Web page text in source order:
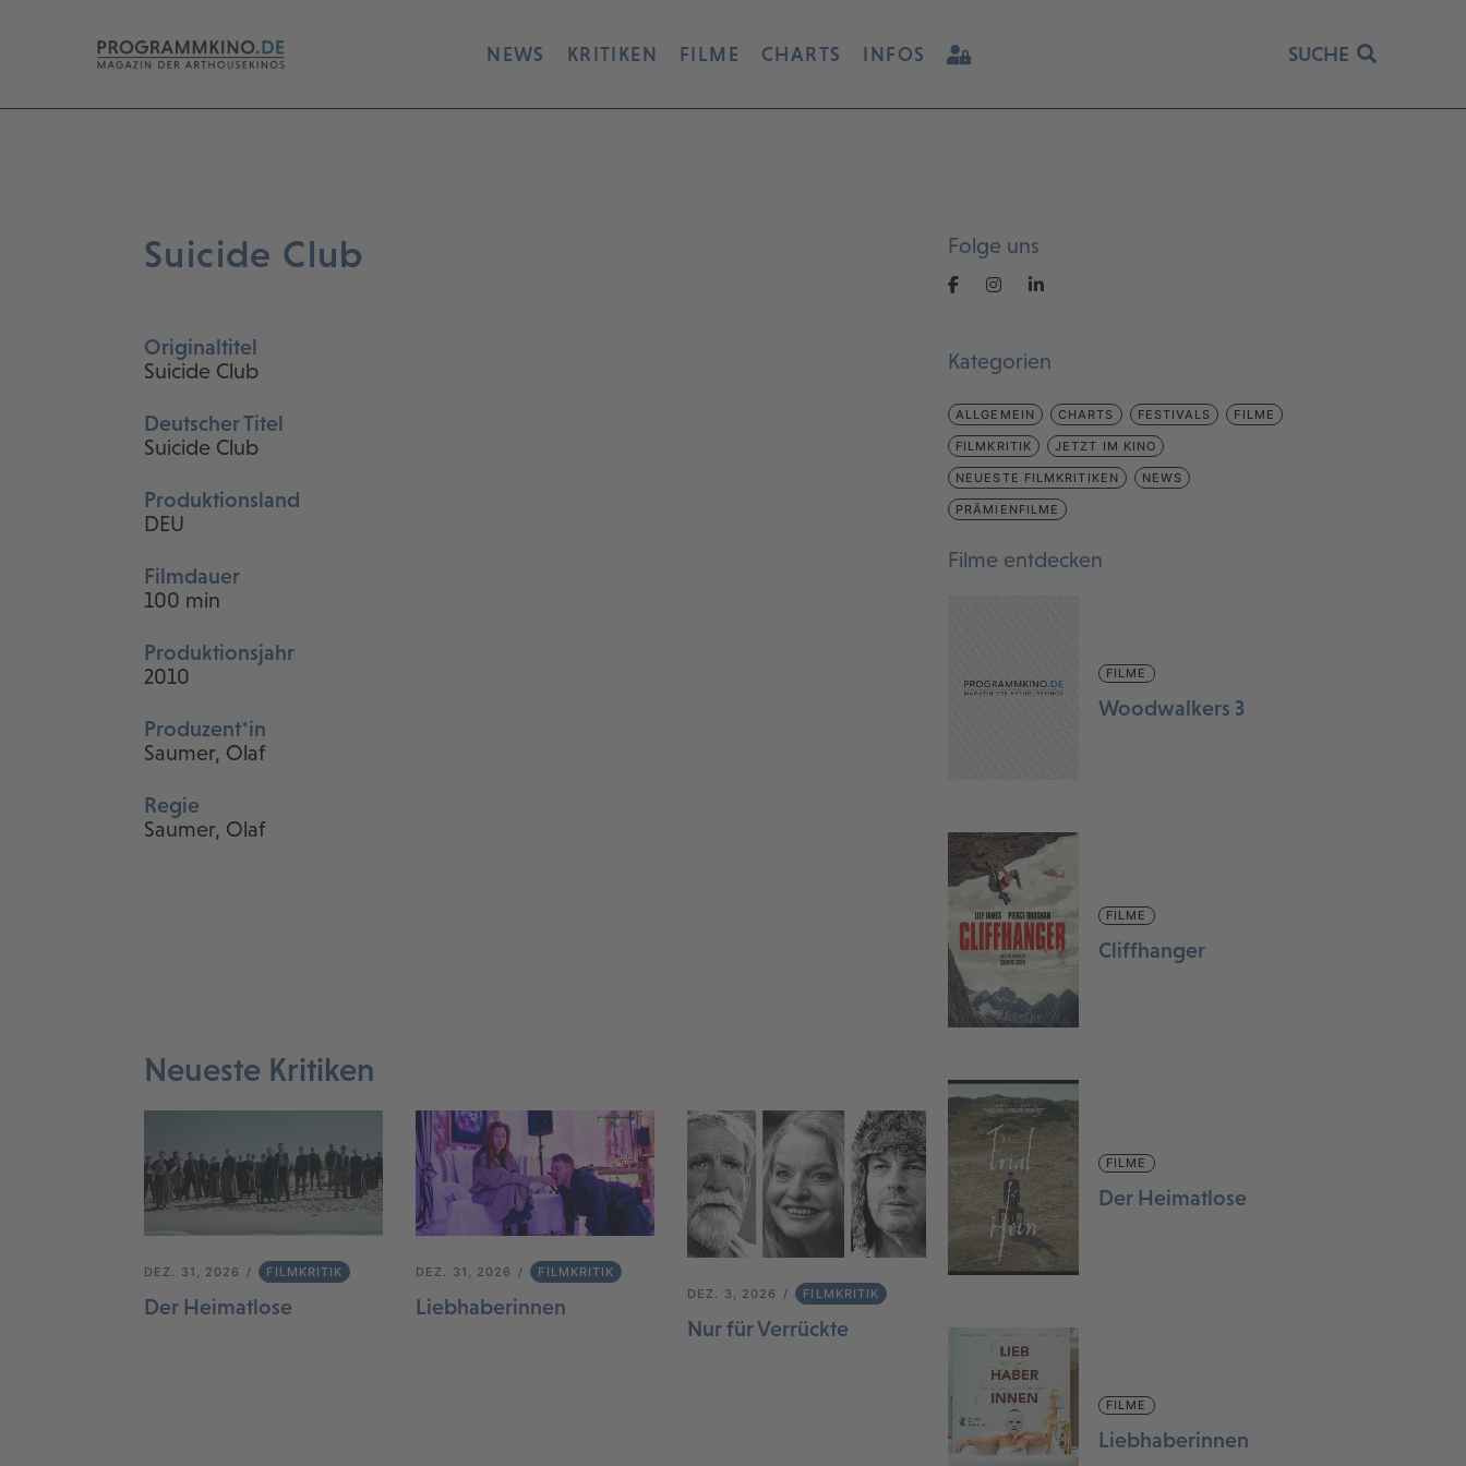
NEWS KRITIKEN FILME CHARTS INFOS SUCHE
Suicide Club
Originaltitel
Suicide Club
Deutscher Titel
Suicide Club
Produktionsland
DEU
Filmdauer
100 min
Produktionsjahr
2010
Produzent*in
Saumer, Olaf
Regie
Saumer, Olaf
Neueste Kritiken
DEZ. 31, 2026 FILMKRITIK
Der Heimatlose
DEZ. 31, 2026 FILMKRITIK
Liebhaberinnen
DEZ. 3, 2026 FILMKRITIK
Nur für Verrückte
Folge uns
Kategorien
ALLGEMEIN CHARTS FESTIVALS FILME
FILMKRITIK JETZT IM KINO
NEUESTE FILMKRITIKEN NEWS
PRÄMIENFILME
Filme entdecken
FILME
Woodwalkers 3
FILME
Cliffhanger
FILME
Der Heimatlose
FILME
Liebhaberinnen